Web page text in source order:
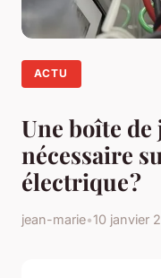
ACTU
Une boîte
nécessaire
électrique ?
jean-marie•10 janvier